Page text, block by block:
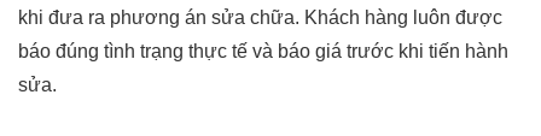
khi đưa ra phương án sửa chữa. Khách hàng luôn được
báo đúng tình trạng thực tế và báo giá trước khi tiến hành
sửa.